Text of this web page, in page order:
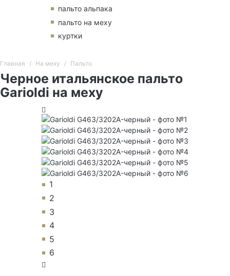
пальто альпака
пальто на меху
куртки
Главная На меху Пальто
Черное итальянское пальто
Garioldi на меху
1
2
3
4
5
6